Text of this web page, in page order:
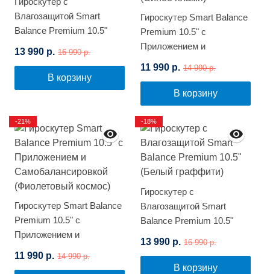
Влагозащитой Smart
Balance Premium 10.5"
13 990 р. 16 990 р.
В корзину
Гироскутер Smart Balance
Premium 10.5" с
Приложением и
(Синее пламя)
11 990 р. 14 990 р.
В корзину
Гироскутер Smart Balance
Premium 10.5" с
Приложением и
(Фиолетовый космос)
11 990 р. 14 990 р.
-21%
Гироскутер с
Влагозащитой Smart
Balance Premium 10.5"
13 990 р. 16 990 р.
В корзину
-18%